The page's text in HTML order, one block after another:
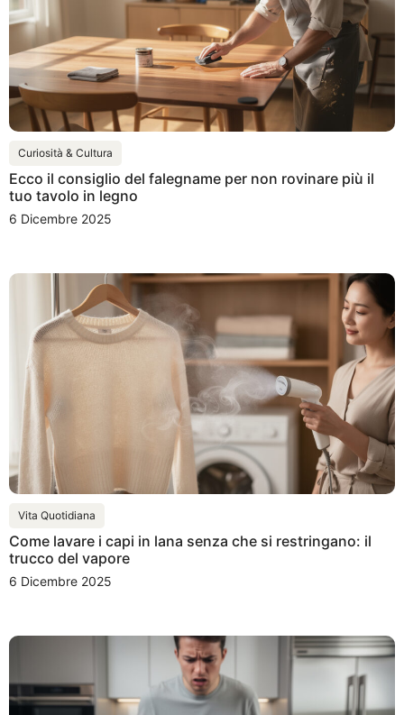
Curiosità & Cultura
Ecco il consiglio del falegname per non rovinare più il
tuo tavolo in legno
6 Dicembre 2025
Vita Quotidiana
Come lavare i capi in lana senza che si restringano: il
trucco del vapore
6 Dicembre 2025